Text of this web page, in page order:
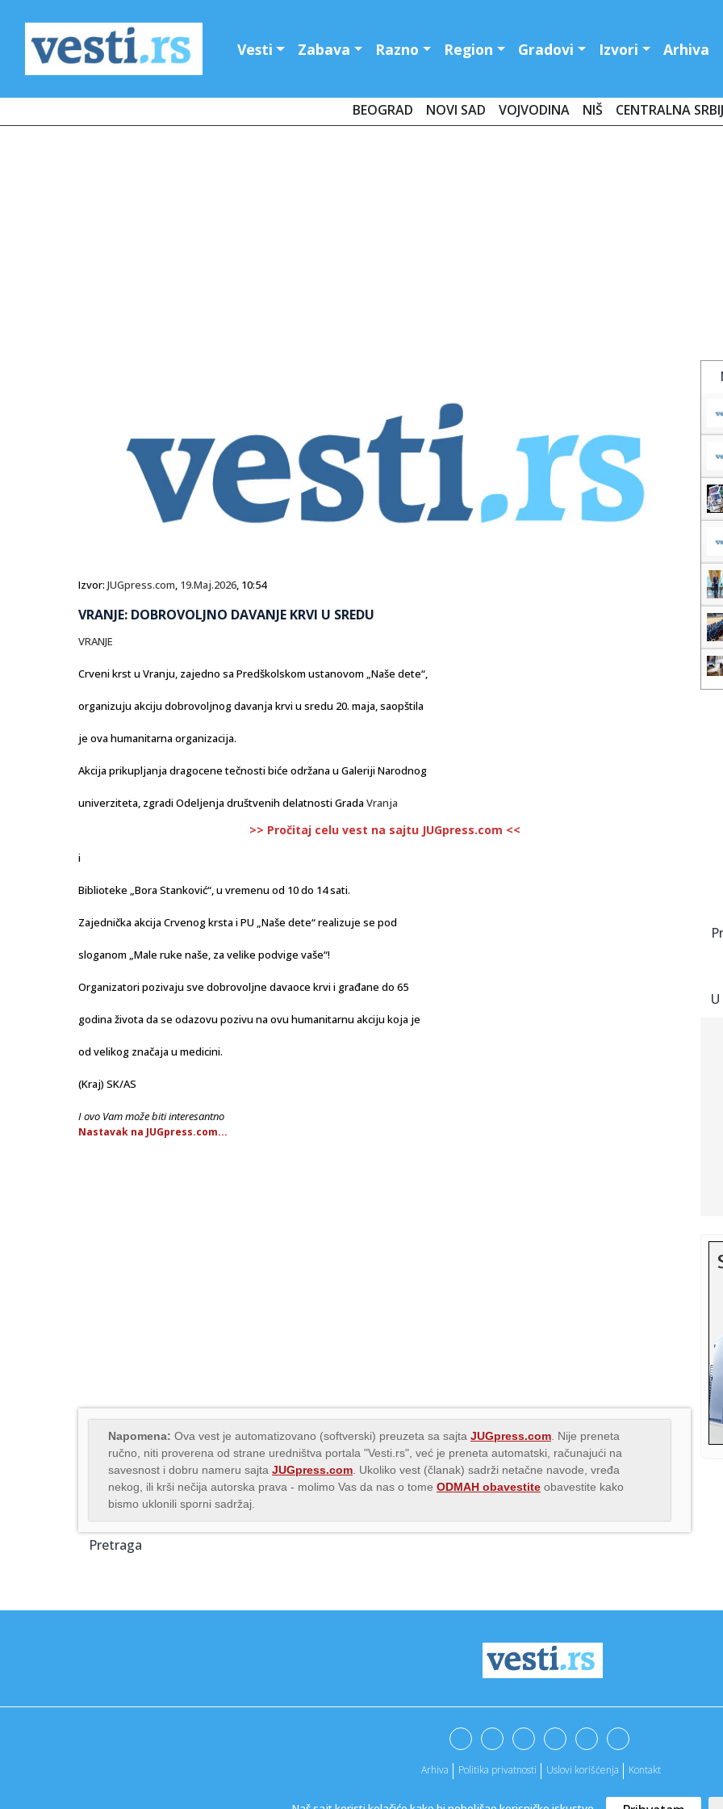
Vesti Zabava Razno Region Gradovi Izvori Arhiva
BEOGRAD NOVI SAD VOJVODINA NIŠ CENTRALNA
Izvor: JUGpress.com, 19.Maj.2026, 10:54
VRANJE: DOBROVOLJNO DAVANJE KRVI U SREDU
VRANJE
Crveni krst u Vranju, zajedno sa Predškolskom ustanovom „Naše dete“,
organizuju akciju dobrovoljnog davanja krvi u sredu 20. maja, saopštila
je ova humanitarna organizacija.
Akcija prikupljanja dragocene tečnosti biće održana u Galeriji Narodnog
univerziteta, zgradi Odeljenja društvenih delatnosti Grada Vranja
>> Pročitaj celu vest na sajtu JUGpress.com <<
i
Biblioteke „Bora Stanković“, u vremenu od 10 do 14 sati.
Zajednička akcija Crvenog krsta i PU „Naše dete“ realizuje se pod
sloganom „Male ruke naše, za velike podvige vaše“!
Organizatori pozivaju sve dobrovoljne davaoce krvi i građane do 65
godina života da se odazovu pozivu na ovu humanitarnu akciju koja je
od velikog značaja u medicini.
(Kraj) SK/AS
I ovo Vam može biti interesantno
Nastavak na JUGpress.com...
Napomena: Ova vest je automatizovano (softverski) preuzeta sa sajta JUGpress.com . Nije preneta
ručno, niti proverena od strane uredništva portala "Vesti.rs", već je preneta automatski, računajući na
savesnost i dobru nameru sajta JUGpress.com . Ukoliko vest (članak) sadrži netačne navode, vređa
nekog, ili krši nečija autorska prava - molimo Vas da nas o tome ODMAH obavestite obavestite kako
bismo uklonili sporni sadržaj.
Pretraga
Arhiva Politika privatnosti Uslovi korišćenja Kontakt